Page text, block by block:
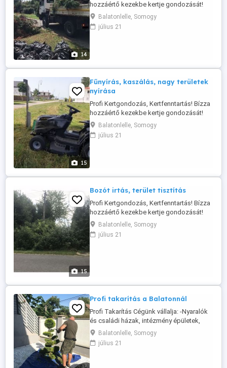
14
hozzáértő kezekbe kertje gondozását!
Cégünk vállalja: -Kertépítés, kertfenntartás
-Füvesítést, Fűnyírást, Fűkaszálást,
Gyepszellőztetést -Bozótirtást -
Dísznövény ...
Balatonlelle, Somogy
július 21
15
Fűnyírás, kaszálás, nagy területek
nyírása
Profi Kertgondozás, Kertfenntartás! Bízza
hozzáértő kezekbe kertje gondozását!
Cégünk vállalja: -Kertépítés, kertfenntartás
-Gyümölcsfa, Szőlő és Dísznövény
szakszerű metszését -Kertásást,
Dísznövényápolást, -Tápanyag-
utánpótlást, ...
Balatonlelle, Somogy
július 21
15
Bozót irtás, terület tisztítás
Profi Kertgondozás, Kertfenntartás! Bízza
hozzáértő kezekbe kertje gondozását!
Cégünk vállalja: -Kertépítés, kertfenntartás
-Gyümölcsfa, Szőlő és Dísznövény
szakszerű metszését -Kertásást,
utánpótlást, ...
Balatonlelle, Somogy
július 21
Profi takarítás a Balatonnál
Profi Takarítás Cégünk vállalja: -Nyaralók
és családi házak, intézmény épületek,
üzlethelyiségek valamint
rendezvénytermek és helyszínek
teljeskörű, külső- belső kis és
Balatonlelle, Somogy
július 21